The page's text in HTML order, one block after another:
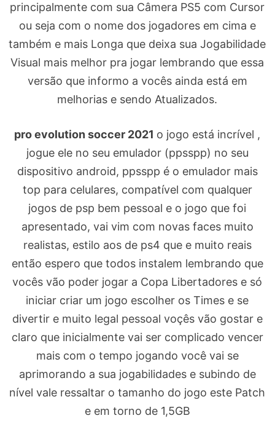
principalmente com sua Câmera PS5 com Cursor
ou seja com o nome dos jogadores em cima e
também e mais Longa que deixa sua Jogabilidade
Visual mais melhor pra jogar lembrando que essa
versão que informo a vocês ainda está em
melhorias e sendo Atualizados.
pro evolution soccer 2021 o jogo está incrível ,
jogue ele no seu emulador (ppsspp) no seu
dispositivo android, ppsspp é o emulador mais
top para celulares, compatível com qualquer
jogos de psp bem pessoal e o jogo que foi
apresentado, vai vim com novas faces muito
realistas, estilo aos de ps4 que e muito reais
então espero que todos instalem lembrando que
vocês vão poder jogar a Copa Libertadores e só
iniciar criar um jogo escolher os Times e se
divertir e muito legal pessoal voçês vão gostar e
claro que inicialmente vai ser complicado vencer
mais com o tempo jogando você vai se
aprimorando a sua jogabilidades e subindo de
nível vale ressaltar o tamanho do jogo este Patch
e em torno de 1,5GB